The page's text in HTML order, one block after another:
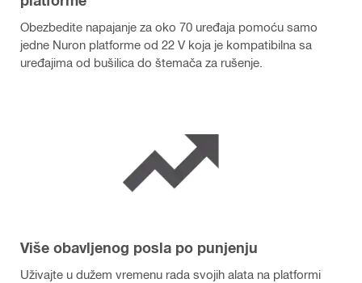
Obezbedite napajanje za oko 70 uređaja pomoću samo
jedne Nuron platforme od 22 V koja je kompatibilna sa
uređajima od bušilica do štemača za rušenje.
Više obavljenog posla po punjenju
Uživajte u dužem vremenu rada svojih alata na platformi